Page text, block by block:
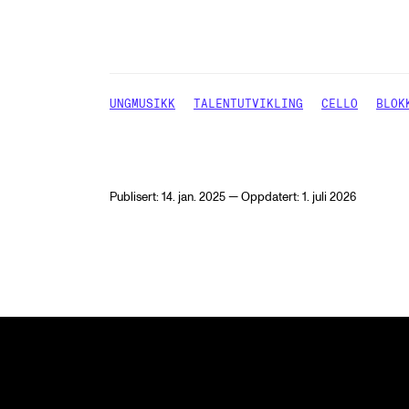
UNGMUSIKK TALENTUTVIKLING CELLO
Publisert: 14. jan. 2025 — Oppdatert: 1. juli 2026